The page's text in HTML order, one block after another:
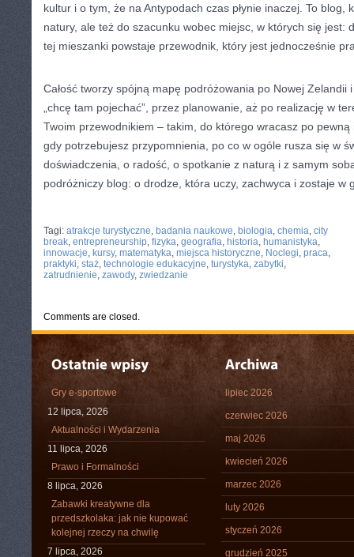
kultur i o tym, że na Antypodach czas płynie inaczej. To blog,
natury, ale też do szacunku wobec miejsc, w których się jest:
tej mieszanki powstaje przewodnik, który jest jednocześnie
Całość tworzy spójną mapę podróżowania po Nowej Zelandii
„chcę tam pojechać”, przez planowanie, aż po realizację w
Twoim przewodnikiem – takim, do którego wracasz po
gdy potrzebujesz przypomnienia, po co w ogóle rusza się w
doświadczenia, o radość, o spotkanie z naturą i z samym
podróżniczy blog: o drodze, która uczy, zachwyca i zostaje w
Tagi: atrakcje turystyczne, badania naukowe, biologia, chemia, city
break, entrepreneurship, fizyka, geografia, historia, humanistyka,
innowacje, kursy, matematyka, miejsca historyczne, Noclegi, praca,
praktyki, staż, technologie edukacyjne, turystyka, zabytki,
zatrudnienie, zawody, zwiedzanie
Comments are closed.
Gry e-sportowe
12 lipca, 2026
Aktualności i Wydarzenia
11 lipca, 2026
Prawo i Formalności
8 lipca, 2026
Zabawki kreatywne dla
przedszkolaka: jak nie kupować
kolejnej rzeczy na chwilę
7 lipca, 2026
lipiec 2026
czerwiec 2026
maj 2026
kwiecień 2026
marzec 2026
luty 2026
styczeń 2026
grudzień 2025